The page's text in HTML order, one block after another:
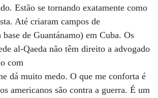
Estão se tornando exatamente como
Até criaram campos de
base de Guantánamo) em Cuba. Os
al-Qaeda não têm direito a advogado
com
dá muito medo. O que me conforta é
americanos são contra a guerra. É um